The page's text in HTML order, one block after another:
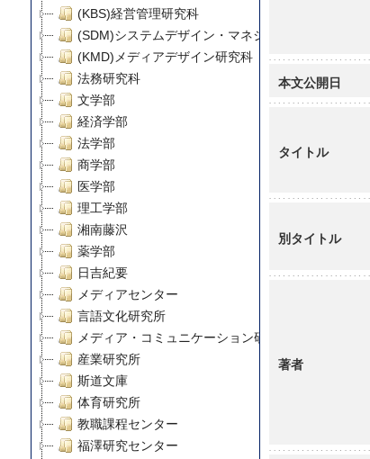
(KBS)経営管理研究科
(SDM)システムデザイン・マネジメント研究科
(KMD)メディアデザイン研究科
法務研究科
文学部
経済学部
法学部
商学部
医学部
理工学部
湘南藤沢
薬学部
日吉紀要
メディアセンター
言語文化研究所
メディア・コミュニケーション研究所
産業研究所
斯道文庫
体育研究所
教職課程センター
福澤研究センター
本文公開日
タイトル
別タイトル
著者